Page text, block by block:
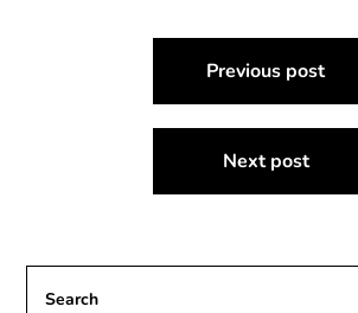
navigation
Previous post
Next post
Search